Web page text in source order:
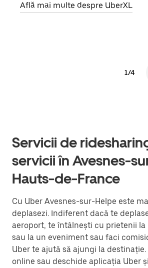
Află mai multe despre UberXL
1/4
Servicii de
servicii în Avesnes-
Hauts-de-France
Cu Uber Avesnes-sur-Helpe este
deplasezi. Indiferent dacă te
aeroport, te întâlnești cu prietenii
sau la un eveniment sau faci
Uber te ajută să ajungi la
online sau deschide aplicația Uber